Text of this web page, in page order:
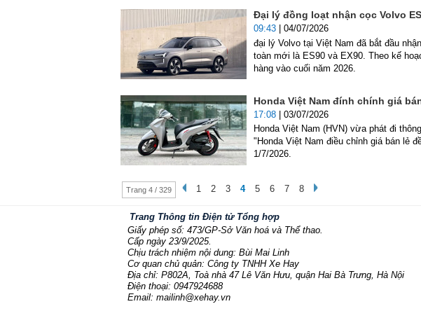
Đại lý đồng loạt nhận cọc Volvo
09:43 | 04/07/2026
đại lý Volvo tại Việt Nam đã bắt đầu
toàn mới là ES90 và EX90. Theo kế
hàng vào cuối năm 2026.
Honda Việt Nam đính chính giá
17:08 | 03/07/2026
Honda Việt Nam (HVN) vừa phát đi
"Honda Việt Nam điều chỉnh giá bán lẻ
1/7/2026.
Trang 4 / 329 1 2 3 4 5 6 7 8
Trang Thông tin Điện tử Tổng hợp
Giấy phép số: 473/GP-Sở Văn hoá và Thể thao.
Cấp ngày 23/9/2025.
Chịu trách nhiệm nội dung: Bùi Mai Linh
Cơ quan chủ quản: Công ty TNHH Xe Hay
Địa chỉ: P802A, Toà nhà 47 Lê Văn Hưu, quận Hai Bà Trưng, Hà Nội
Điện thoại: 0947924688
Email: mailinh@xehay.vn